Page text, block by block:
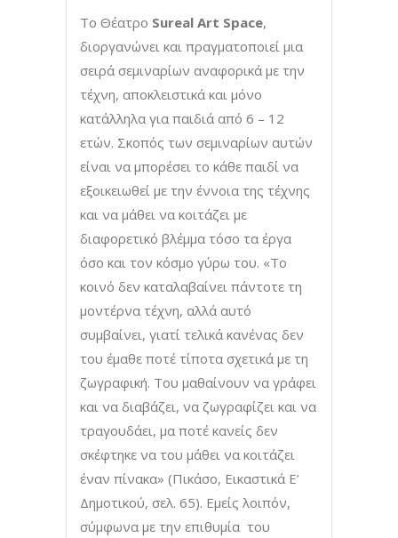
Το Θέατρο Sureal Art Space,
διοργανώνει και πραγματοποιεί μια
σειρά σεμιναρίων αναφορικά με την
τέχνη, αποκλειστικά και μόνο
κατάλληλα για παιδιά από 6 – 12
ετών. Σκοπός των σεμιναρίων αυτών
είναι να μπορέσει το κάθε παιδί να
εξοικειωθεί με την έννοια της τέχνης
και να μάθει να κοιτάζει με
διαφορετικό βλέμμα τόσο τα έργα
όσο και τον κόσμο γύρω του. «Το
κοινό δεν καταλαβαίνει πάντοτε τη
μοντέρνα τέχνη, αλλά αυτό
συμβαίνει, γιατί τελικά κανένας δεν
του έμαθε ποτέ τίποτα σχετικά με τη
ζωγραφική. Του μαθαίνουν να γράφει
και να διαβάζει, να ζωγραφίζει και να
τραγουδάει, μα ποτέ κανείς δεν
σκέφτηκε να του μάθει να κοιτάζει
έναν πίνακα» (Πικάσο, Εικαστικά Ε’
Δημοτικού, σελ. 65). Εμείς λοιπόν,
σύμφωνα με την επιθυμία του